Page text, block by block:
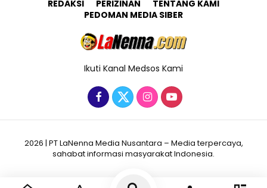
REDAKSI PERIZINAN
TENTANG KAMI
PEDOMAN MEDIA SIBER
Ikuti Kanal Medsos Kami
2026 | PT LaNenna Media Nusantara – Media terpercaya,
sahabat informasi masyarakat Indonesia.